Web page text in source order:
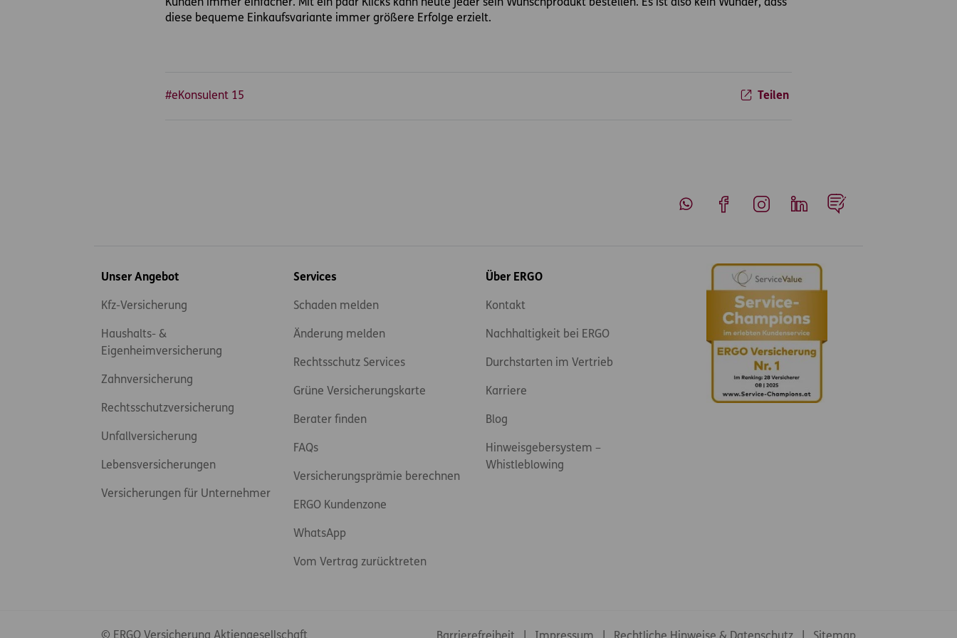
Kunden immer einfacher. Mit ein paar Klicks kann heute jeder sein Wunschprodukt bestellen. Es ist also kein Wunder, dass
diese bequeme Einkaufsvariante immer größere Erfolge erzielt.
#eKonsulent 15 Teilen
Inhaltsübersicht
Unser Angebot
Kfz-Versicherung
Haushalts- &
Eigenheimversicherung
Zahnversicherung
Rechtsschutzversicherung
Unfallversicherung
Lebensversicherungen
Versicherungen für Unternehmer
Services
Schaden melden
Änderung melden
Rechtsschutz Services
Grüne Versicherungskarte
Berater finden
FAQs
Versicherungsprämie berechnen
ERGO Kundenzone
WhatsApp
Vom Vertrag zurücktreten
Über ERGO
Kontakt
Nachhaltigkeit bei ERGO
Durchstarten im Vertrieb
Karriere
Blog
Hinweisgebersystem –
Whistleblowing